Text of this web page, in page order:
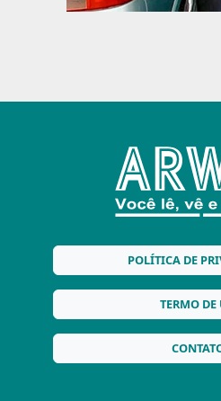
POLÍTICA DE
TERMO DE